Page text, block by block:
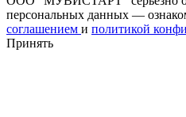
персональных данных —
соглашением и политикой
Принять